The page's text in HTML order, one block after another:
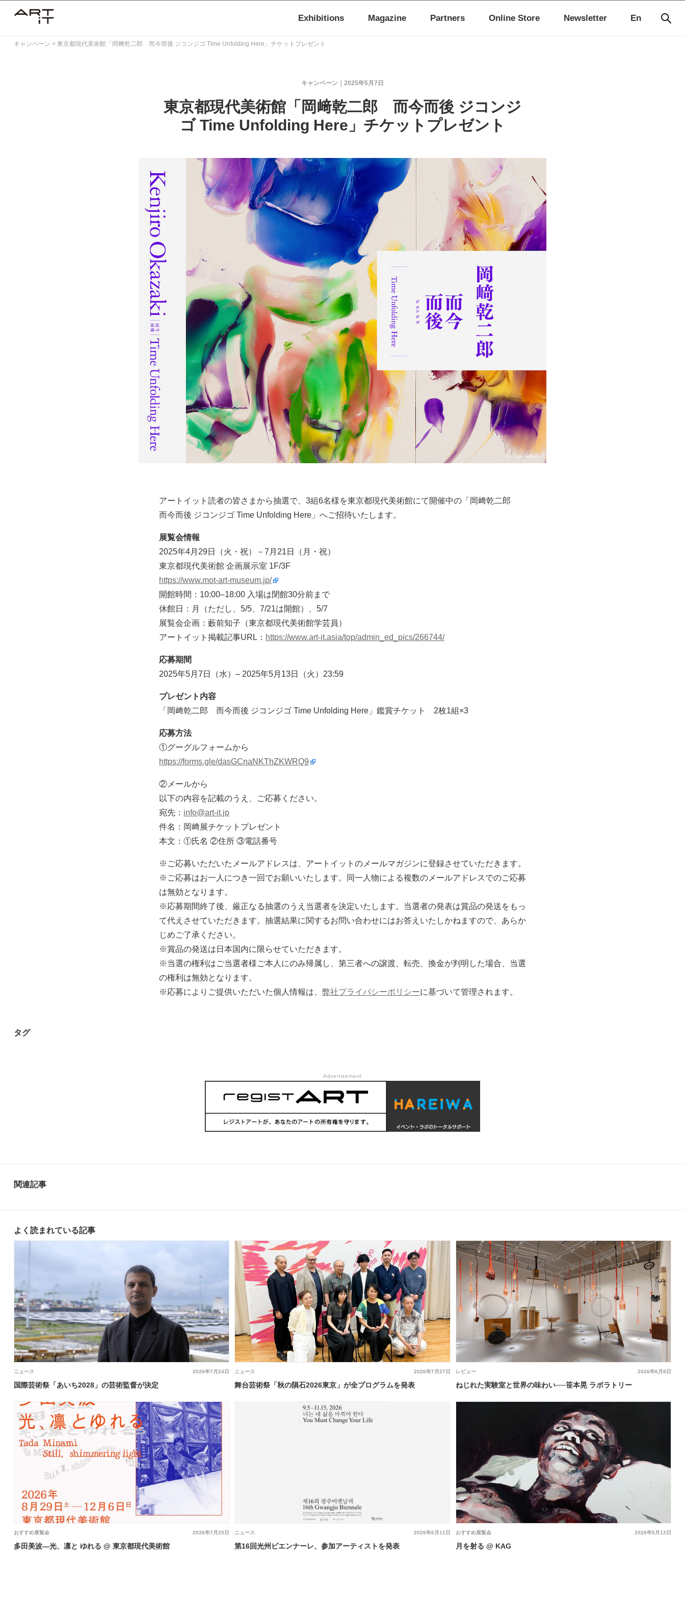
En
Exhibitions Magazine Partners Online Store Newsletter
キャンペーン > 東京都現代美術館「岡﨑乾二郎 而今而後 ジコンジゴ Time Unfolding Here」チケットプレゼント
2025年5月7日
キャンペーン
東京都現代美術館「岡﨑乾二郎 而今而後 ジコンジ
ゴ Time Unfolding Here」チケットプレゼント
アートイット読者の皆さまから抽選で、3組6名様を東京都現代美術館にて開催中の「岡﨑乾二郎
而今而後 ジコンジゴ Time Unfolding Here」へご招待いたします。
展覧会情報
2025年4月29日（火・祝）－7月21日（月・祝）
東京都現代美術館 企画展示室 1F/3F
https://www.mot-art-museum.jp/
開館時間：10:00–18:00 入場は閉館30分前まで
休館日：月（ただし、5/5、7/21は開館）、5/7
展覧会企画：藪前知子（東京都現代美術館学芸員）
アートイット掲載記事URL： https://www.art-it.asia/top/admin_ed_pics/266744/
応募期間
2025年5月7日（水）– 2025年5月13日（火）23:59
プレゼント内容
「岡﨑乾二郎 而今而後 ジコンジゴ Time Unfolding Here」鑑賞チケット 2枚1組×3
応募方法
①グーグルフォームから
https://forms.gle/dasGCnaNKThZKWRQ9
②メールから
以下の内容を記載のうえ、ご応募ください。
宛先： info@art-it.jp
件名：岡﨑展チケットプレゼント
本文：①氏名 ②住所 ③電話番号
※ご応募いただいたメールアドレスは、アートイットのメールマガジンに登録させていただきます。
※ご応募はお一人につき一回でお願いいたします。同一人物による複数のメールアドレスでのご応募
は無効となります。
※応募期間終了後、厳正なる抽選のうえ当選者を決定いたします。当選者の発表は賞品の発送をもっ
て代えさせていただきます。抽選結果に関するお問い合わせにはお答えいたしかねますので、あらか
じめご了承ください。
※賞品の発送は日本国内に限らせていただきます。
※当選の権利はご当選者様ご本人にのみ帰属し、第三者への譲渡、転売、換金が判明した場合、当選
の権利は無効となります。
※応募によりご提供いただいた個人情報は、 弊社プライバシーポリシーに基づいて管理されます。
タグ
Advertisement
関連記事
よく読まれている記事
2026年7月24日
ニュース
国際芸術祭「あいち2028」の芸術監督が決定
2026年7月27日
ニュース
舞台芸術祭「秋の隕石2026東京」が全プログラムを発表
2026年6月8日
レビュー
ねじれた実験室と世界の味わい──笹本晃 ラボラトリー
2026年7月25日
おすすめ展覧会
多田美波―光、凛と ゆれる @ 東京都現代美術館
2026年6月11日
ニュース
第16回光州ビエンナーレ、参加アーティストを発表
2026年5月12日
おすすめ展覧会
月を射る @ KAG